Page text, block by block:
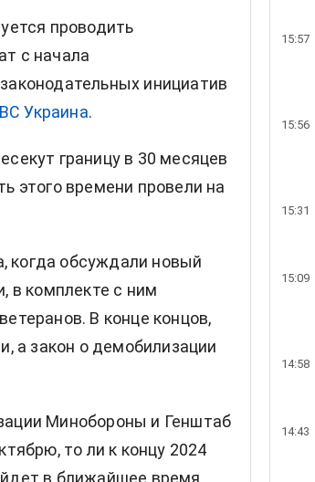
проводить
с начала
инициатив
Украина.
границу в 30 месяцев
этого времени провели на
когда обсуждали новый
в комплекте с ним
В конце концов,
а закон о демобилизации
Минобороны и Генштаб
то ли к концу 2024
в ближайшее время,
15:57
15:56
15:31
15:09
14:58
14:43